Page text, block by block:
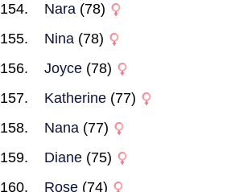
Nara (78)
Nina (78)
Joyce (78)
Katherine (77)
Nana (77)
Diane (75)
Rose (74)